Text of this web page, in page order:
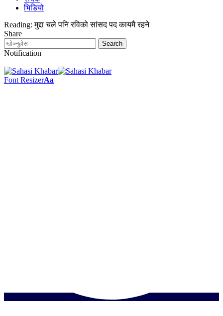
भिडियो
Reading: मुद्दा चले पनि रविको सांसद पद कायमै रहने
Share
Notification
Font ResizerAa